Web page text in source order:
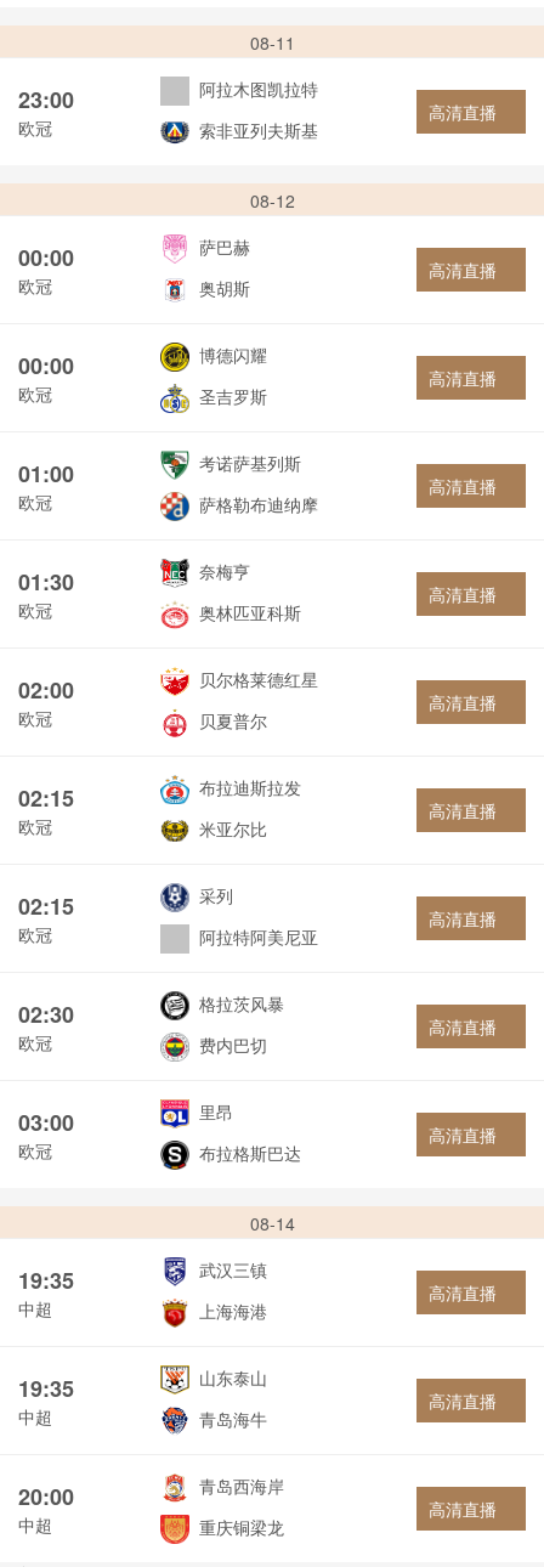
08-11
23:00
欧冠
阿拉木图凯拉特
索非亚列夫斯基
高清直播
08-12
00:00
欧冠
萨巴赫
奥胡斯
高清直播
00:00
欧冠
博德闪耀
圣吉罗斯
高清直播
01:00
欧冠
考诺萨基列斯
萨格勒布迪纳摩
高清直播
01:30
欧冠
奈梅亨
奥林匹亚科斯
高清直播
02:00
欧冠
贝尔格莱德红星
贝夏普尔
高清直播
02:15
欧冠
布拉迪斯拉发
米亚尔比
高清直播
02:15
欧冠
采列
阿拉特阿美尼亚
高清直播
02:30
欧冠
格拉茨风暴
费内巴切
高清直播
03:00
欧冠
里昂
布拉格斯巴达
高清直播
08-14
19:35
中超
武汉三镇
上海海港
高清直播
19:35
中超
山东泰山
青岛海牛
高清直播
20:00
中超
青岛西海岸
重庆铜梁龙
高清直播